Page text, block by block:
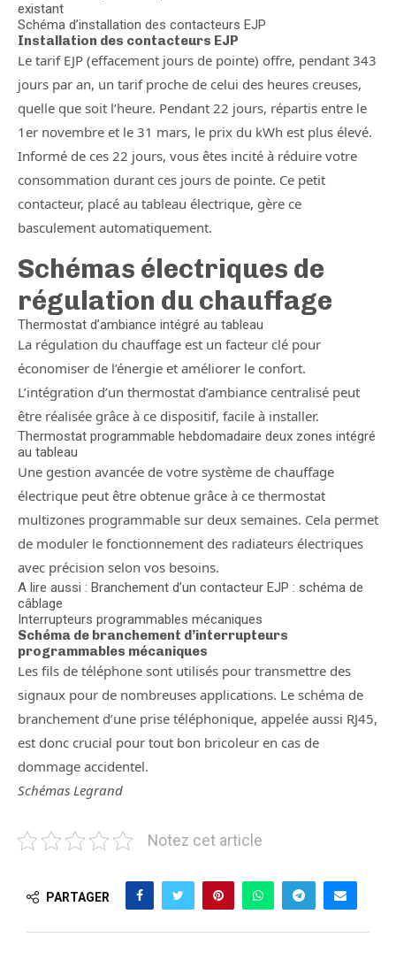
existant
Schéma d’installation des contacteurs EJP
Installation des contacteurs EJP
Le tarif EJP (effacement jours de pointe) offre, pendant 343
jours par an, un tarif proche de celui des heures creuses,
quelle que soit l’heure. Pendant 22 jours, répartis entre le
1er novembre et le 31 mars, le prix du kWh est plus élevé.
Informé de ces 22 jours, vous êtes incité à réduire votre
consommation durant ces jours de pointe. Ce petit
contacteur, placé au tableau électrique, gère ce
basculement automatiquement.
Schémas électriques de
régulation du chauffage
Thermostat d’ambiance intégré au tableau
La régulation du chauffage est un facteur clé pour
économiser de l’énergie et améliorer le confort.
L’intégration d’un thermostat d’ambiance centralisé peut
être réalisée grâce à ce dispositif, facile à installer.
Thermostat programmable hebdomadaire deux zones intégré
au tableau
Une gestion avancée de votre système de chauffage
électrique peut être obtenue grâce à ce thermostat
multizones programmable sur deux semaines. Cela permet
de moduler le fonctionnement des radiateurs électriques
avec précision selon vos besoins.
A lire aussi : Branchement d’un contacteur EJP : schéma de
câblage
Interrupteurs programmables mécaniques
Schéma de branchement d’interrupteurs
programmables mécaniques
Les fils de téléphone sont utilisés pour transmettre des
signaux pour de nombreuses applications. Le schéma de
branchement d’une prise téléphonique, appelée aussi RJ45,
est donc crucial pour tout bon bricoleur en cas de
dommage accidentel.
Schémas Legrand
Notez cet article
PARTAGER